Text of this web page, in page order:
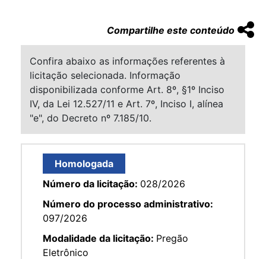
Compartilhe este conteúdo
Confira abaixo as informações referentes à
licitação selecionada. Informação
disponibilizada conforme Art. 8º, §1º Inciso
IV, da Lei 12.527/11 e Art. 7º, Inciso I, alínea
"e", do Decreto nº 7.185/10.
Homologada
Número da licitação: 028/2026
Número do processo administrativo:
097/2026
Modalidade da licitação: Pregão
Eletrônico